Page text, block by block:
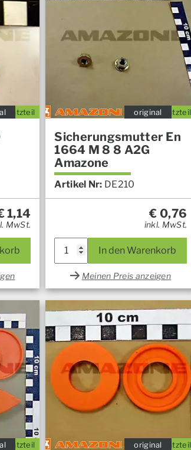
Ersatzteil
1,14
MwSt.
Ersatzteil
original
Sicherungsmutter En
1664 M 8 8 A2G
Amazone
Artikel Nr: DE210
€ 0,76
inkl. MwSt.
In den Warenkorb
Meinen Preis anzeigen
Ersatzteil Ersatzteil
original